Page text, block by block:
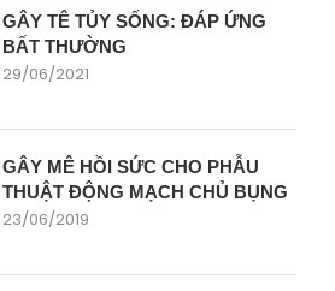
GÂY TÊ TỦY SỐNG: ĐÁP ỨNG
BẤT THƯỜNG
29/06/2021
GÂY MÊ HỒI SỨC CHO PHẪU
THUẬT ĐỘNG MẠCH CHỦ BỤNG
23/06/2019